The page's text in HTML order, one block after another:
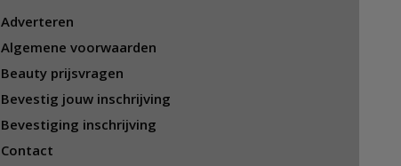
Adverteren
Algemene voorwaarden
Beauty prijsvragen
Bevestig jouw inschrijving
Bevestiging inschrijving
Contact